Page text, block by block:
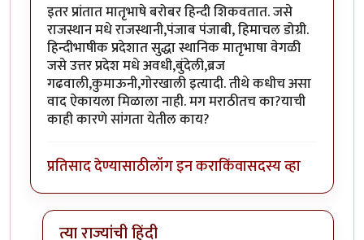
इतर प्रांतात मातृभाषे बरोबर हिन्दी शिकवतात. जसे
राजस्थान मधे राजस्थानी,पंजाब पंजाबी, हिमाचल डोग्री.
हिन्दीभाषीक प्रदेशात सुद्धा स्थानिक मातृभाषा वेगळी
जसे उत्तर प्रदेश मधे अवधी,बुंदेली,ब्रज
गढवाली,कुमाऊनी,गोरखाली इत्यादी. तीथे कधीच असा
वाद ऐकायला मिळाला नाही. मग मराठीतच का?याची
काही कारणे सांगता येतील काय?
प्रतिसाद देण्यासाठीलॉग इन कराकिंवासदस्य व्हा
त्या राज्यांची हिंदी